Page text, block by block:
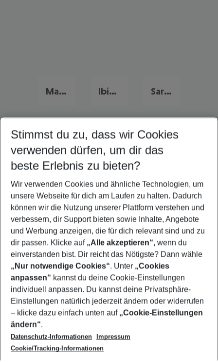
Mallorca Frühbucher Angebote Ibiza Flug & Hotel Sardinien Flug & Hotel
Quicklinks
Flug & Hotel Madeira
Familienurlaub Madeira
Last Minute Madeira
Pauschalreisen Madeira
Urlaub Madeira
Footer
Footer navigation
Über uns
AGB
Bestpreisgarantie
Cookie-Einstellungen ändern
Cookie-Richtlinie
Agenturbetreuung
Barrierefreies Reisen
Folge uns
Stimmst du zu, dass wir Cookies
verwenden dürfen, um dir das
beste Erlebnis zu bieten?
Wir verwenden Cookies und ähnliche Technologien, um
unsere Webseite für dich am Laufen zu halten. Dadurch
können wir die Nutzung unserer Plattform verstehen und
verbessern, dir Support bieten sowie Inhalte, Angebote
und Werbung anzeigen, die für dich relevant sind und zu
dir passen. Klicke auf „Alle akzeptieren“, wenn du
einverstanden bist. Dir reicht das Nötigste? Dann wähle
„Nur notwendige Cookies“. Unter „Cookies
anpassen“ kannst du deine Cookie-Einstellungen
individuell anpassen. Du kannst deine Privatsphäre-
Einstellungen natürlich jederzeit ändern oder widerrufen
– klicke dazu einfach unten auf „Cookie-Einstellungen
ändern“.
Datenschutz-Informationen
Impressum
Cookie/Tracking-Informationen